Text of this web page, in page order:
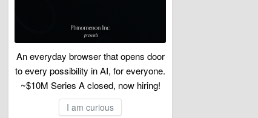
An everyday browser that opens door
to every possibility in AI, for everyone.
~$10M Series A closed, now hiring!
I am curious